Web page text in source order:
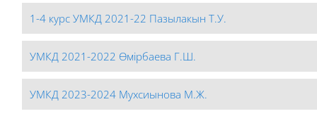
1-4 курс УМКД 2021-22 Пазылакын Т.У.
УМКД 2021-2022 Өмірбаева Г.Ш.
УМКД 2023-2024 Мухсиынова М.Ж.